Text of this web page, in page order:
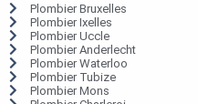
Plombier Bruxelles
Plombier Ixelles
Plombier Uccle
Plombier Anderlecht
Plombier Waterloo
Plombier Tubize
Plombier Mons